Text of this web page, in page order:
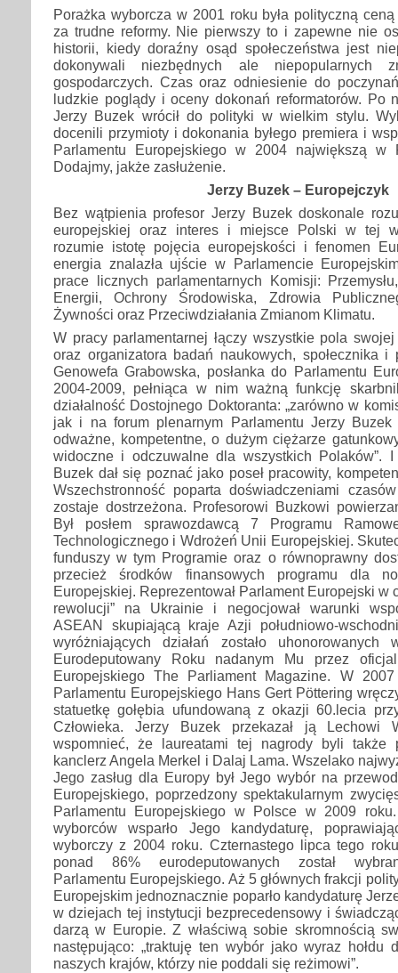
Porażka wyborcza w 2001 roku była polityczną ceną
za trudne reformy. Nie pierwszy to i zapewne nie
historii, kiedy doraźny osąd społeczeństwa jest
dokonywali niezbędnych ale niepopularnych
gospodarczych. Czas oraz odniesienie do
ludzkie poglądy i oceny dokonań reformatorów. Po
Jerzy Buzek wrócił do polityki w wielkim stylu.
docenili przymioty i dokonania byłego premiera i
Parlamentu Europejskiego w 2004 największą w
Dodajmy, jakże zasłużenie.
Jerzy Buzek – Europejczyk
Bez wątpienia profesor Jerzy Buzek doskonale
europejskiej oraz interes i miejsce Polski w tej
rozumie istotę pojęcia europejskości i fenomen
energia znalazła ujście w Parlamencie
prace licznych parlamentarnych Komisji:
Energii, Ochrony Środowiska, Zdrowia
Żywności oraz Przeciwdziałania Zmianom Klimatu.
W pracy parlamentarnej łączy wszystkie pola
oraz organizatora badań naukowych, społecznika i
Genowefa Grabowska, posłanka do Parlamentu
2004-2009, pełniąca w nim ważną funkcję
działalność Dostojnego Doktoranta: „zarówno w
jak i na forum plenarnym Parlamentu Jerzy Buzek
odważne, kompetentne, o dużym ciężarze
widoczne i odczuwalne dla wszystkich Polaków”. I
Buzek dał się poznać jako poseł pracowity,
Wszechstronność poparta doświadczeniami
zostaje dostrzeżona. Profesorowi Buzkowi
Był posłem sprawozdawcą 7 Programu
Technologicznego i Wdrożeń Unii Europejskiej.
funduszy w tym Programie oraz o równoprawny
przecież środków finansowych programu dla
Europejskiej. Reprezentował Parlament Europejski w
rewolucji” na Ukrainie i negocjował warunki
ASEAN skupiającą kraje Azji południowo-
wyróżniających działań zostało
Eurodeputowany Roku nadanym Mu przez
Europejskiego The Parliament Magazine. W
Parlamentu Europejskiego Hans Gert Pöttering
statuetkę gołębia ufundowaną z okazji 60.lecia
Człowieka. Jerzy Buzek przekazał ją Lechowi
wspomnieć, że laureatami tej nagrody byli także
kanclerz Angela Merkel i Dalaj Lama. Wszelako
Jego zasług dla Europy był Jego wybór na
Europejskiego, poprzedzony spektakularnym
Parlamentu Europejskiego w Polsce w 2009
wyborców wsparło Jego kandydaturę,
wyborczy z 2004 roku. Czternastego lipca tego
ponad 86% eurodeputowanych został
Parlamentu Europejskiego. Aż 5 głównych frakcji
Europejskim jednoznacznie poparło kandydaturę
w dziejach tej instytucji bezprecedensowy i
darzą w Europie. Z właściwą sobie skromnością
następująco: „traktuję ten wybór jako wyraz hołdu
naszych krajów, którzy nie poddali się reżimowi”.